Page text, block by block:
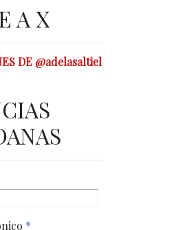
A X
DE @adelasaltiel
*